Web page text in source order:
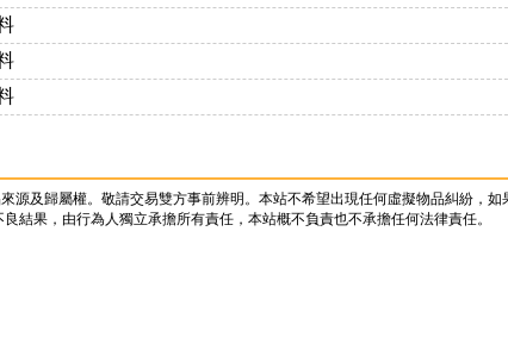
及歸屬權。敬請交易雙方事前辨明。本站不希望出現任何虛擬物品糾紛，如
結果，由行為人獨立承擔所有責任，本站概不負責也不承擔任何法律責任。